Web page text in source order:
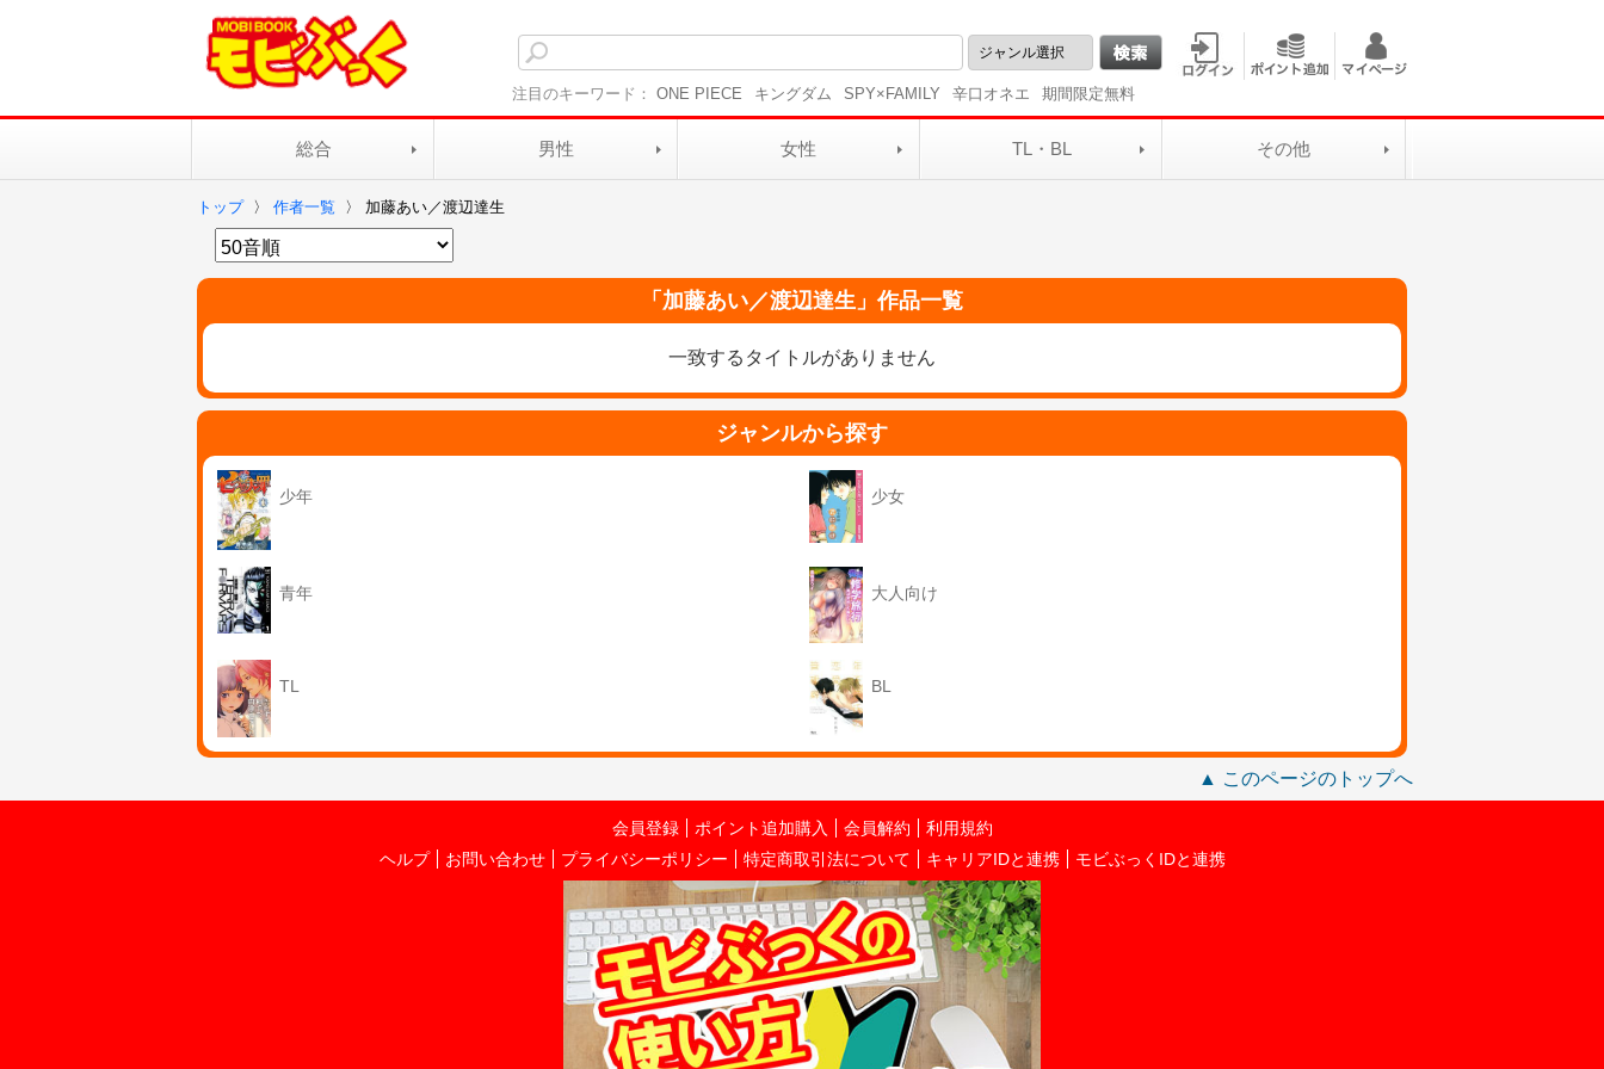
注目のキーワード： ONE PIECE キングダム SPY×FAMILY 辛口オネエ 期間限定無料
総合 男性 女性 TL・BL その他
トップ 〉 作者一覧 〉 加藤あい／渡辺達生
「 加藤あい／渡辺達生」作品一覧
一致するタイトルがありません
ジャンルから探す
少年 少女
青年 大人向け
TL BL
▲ このページのトップへ
会員登録 ポイント追加購入 会員解約
利用規約
ヘルプ
お問い合わせ プライバシーポリシー 特定商取引法について キャリアIDと連携 モビぶっくIDと連携